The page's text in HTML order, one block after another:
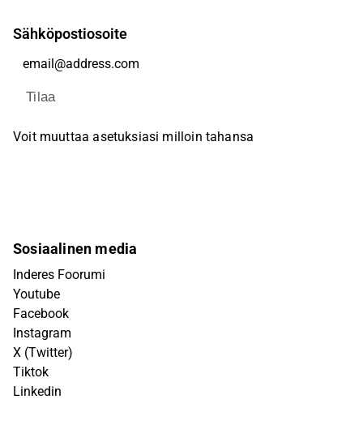
Sähköpostiosoite
Tilaa
Voit muuttaa asetuksiasi milloin tahansa
Sosiaalinen media
Inderes Foorumi
Youtube
Facebook
Instagram
X (Twitter)
Tiktok
Linkedin